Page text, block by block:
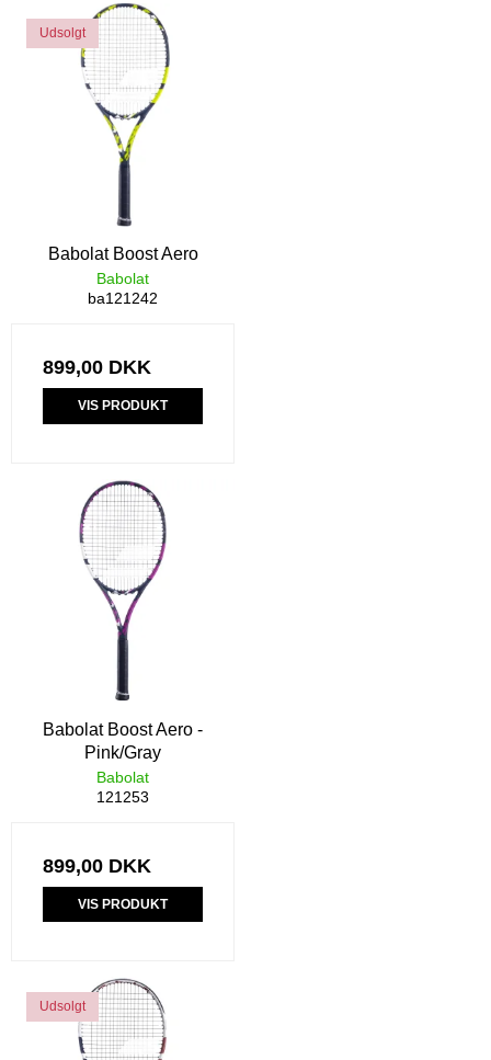
Udsolgt
Babolat Boost Aero
Babolat
ba121242
899,00 DKK
VIS PRODUKT
Babolat Boost Aero -
Pink/Gray
Babolat
121253
899,00 DKK
VIS PRODUKT
Udsolgt